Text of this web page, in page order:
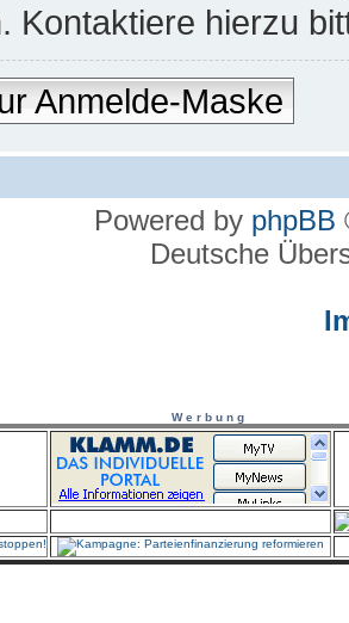
Kontaktiere hierzu
Anmelde-Maske
Powered by phpBB
Deutsche
W e r b u n g